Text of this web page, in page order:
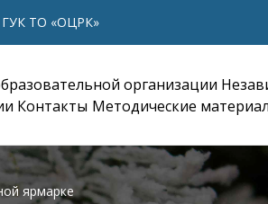
ГУК ТО «ОЦРК»
организации
Контакты Методические
ярмарке